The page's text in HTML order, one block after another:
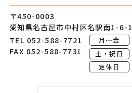
〒450-0003
愛知県名古屋市中村区名駅南1-6-1
TEL 052-588-7721
FAX 052-588-7731
月～金
土・祝日
定休日